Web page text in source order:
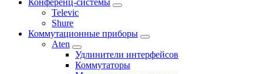
Televic
Shure
Коммутационные приборы
Aten
Удлинители интерфейсов
Коммутаторы